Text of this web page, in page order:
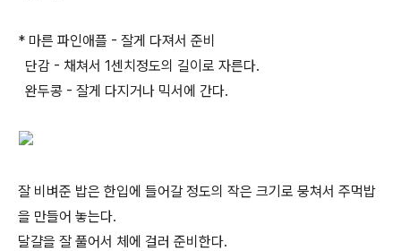
* 마른 파인애플 - 잘게 다져서 준비
단감 - 채쳐서 1센치정도의 길이로 자른다.
완두콩 - 잘게 다지거나 믹서에 간다.
잘 비벼준 밥은 한입에 들어갈 정도의 작은 크기로 뭉쳐서 주먹밥
을 만들어 놓는다.
달걀을 잘 풀어서 체에 걸러 준비한다.